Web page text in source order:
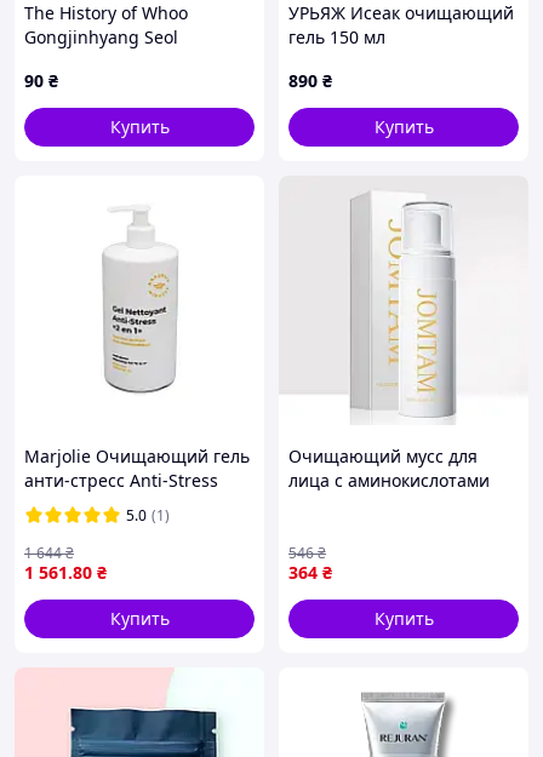
The History of Whoo
Gongjinhyang Seol
очищение, комфорт и
ровный тон кожи 13 мл
90 ₴
Купить
УРЬЯЖ Исеак очищающий
гель 150 мл
890 ₴
Купить
Marjolie Очищающий гель
анти-стресс Anti-Stress
Cleasing Gel 2 in1, 500мл
5.0 (1)
1 561.80 ₴
1 644₴
Купить
Очищающий мусс для
лица с аминокислотами
кожи 150 мл FLAME
364 ₴
546₴
Купить